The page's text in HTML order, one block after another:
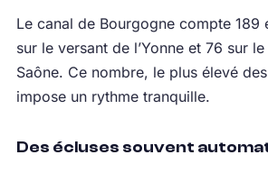
Le canal de Bourgogne compte 189
sur le versant de l’Yonne et 76 sur
Saône. Ce nombre, le plus élevé
impose un rythme tranquille.
Des écluses souvent